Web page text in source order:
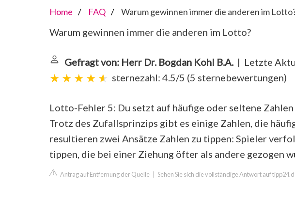
Home FAQ Warum gewinnen immer die anderen im
Warum gewinnen immer die anderen im Lotto?
Gefragt von: Herr Dr. Bogdan Kohl B.A.| Letzte
sternezahl: 4.5/5 (5 sternebewertungen)
Lotto-Fehler 5: Du setzt auf häufige oder seltene Zahlen
Trotz des Zufallsprinzips gibt es einige Zahlen, die
resultieren zwei Ansätze Zahlen zu tippen: Spieler
tippen, die bei einer Ziehung öfter als andere gezogen
Antrag auf Entfernung der Quelle Sehen Sie sich die vollständige Antwort auf